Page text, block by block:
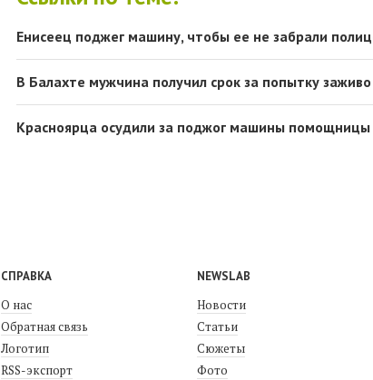
Енисеец поджег машину, чтобы ее не забрали
В Балахте мужчина получил срок за попытку
Красноярца осудили за поджог машины помощницы
СПРАВКА
О нас
Обратная связь
Логотип
RSS-экспорт
NEWSLAB
Новости
Статьи
Сюжеты
Фото